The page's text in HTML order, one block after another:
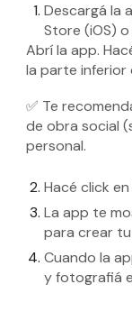
Descargá la
Store (iOS)
Abrí la app.
la parte inferior
✅ Te
de obra social
personal.
Hacé click
La app te
para crear
Cuando la
y fotografiá